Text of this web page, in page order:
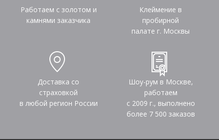
Работаем с золотом и
камнями заказчика
Клеймение в
пробирной
палате г. Москвы
Доставка со
страховкой
в любой регион России
Шоу-рум в Москве,
работаем
с 2009 г., выполнено
более 7 500 заказов